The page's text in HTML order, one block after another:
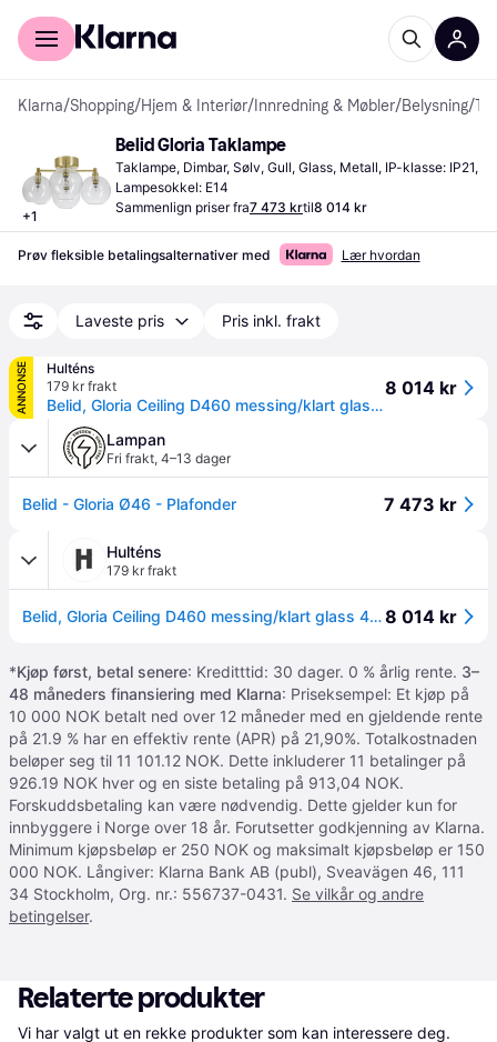
For kunder
Klarna/Shopping/Hjem & Interiør/ Innredning & Møbler/Belysning/
+1
Belid Gloria Taklampe
Taklampe, Dimbar, Sølv, Gull, Glass, Metall, IP-klasse: IP21,
Lampesokkel: E14
Sammenlign priser fra7 473 krtil8 014 kr
Prøv fleksible betalingsalternativer med Lær hvordan
Laveste pris Pris inkl. frakt
ANNONSE
Hulténs
179 kr frakt
Belid, Gloria Ceiling D460 messing/klart glass 4Xe14
8 014 kr
Lampan
Fri frakt, 4–13 dager
Belid - Gloria Ø46 - Plafonder 7 473 kr
Hulténs
179 kr frakt
Belid, Gloria Ceiling D460 messing/klart glass 4Xe148 014 kr
*Kjøp først, betal senere: Kreditttid: 30 dager. 0 % årlig rente. 3–
48 måneders finansiering med Klarna: Priseksempel: Et kjøp på
10 000 NOK betalt ned over 12 måneder med en gjeldende rente
på 21.9 % har en effektiv rente (APR) på 21,90%. Totalkostnaden
beløper seg til 11 101.12 NOK. Dette inkluderer 11 betalinger på
926.19 NOK hver og en siste betaling på 913,04 NOK.
Forskuddsbetaling kan være nødvendig. Dette gjelder kun for
innbyggere i Norge over 18 år. Forutsetter godkjenning av Klarna.
Minimum kjøpsbeløp er 250 NOK og maksimalt kjøpsbeløp er 150
000 NOK. Långiver: Klarna Bank AB (publ), Sveavägen 46, 111
34 Stockholm, Org. nr.: 556737-0431. Se vilkår og andre
betingelser.
Relaterte produkter